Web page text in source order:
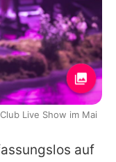
auf
Live Show im Mai